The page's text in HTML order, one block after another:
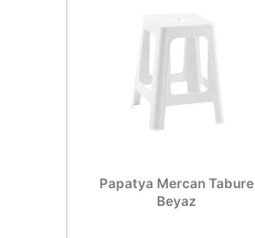
Papatya Mercan Tabure
Beyaz